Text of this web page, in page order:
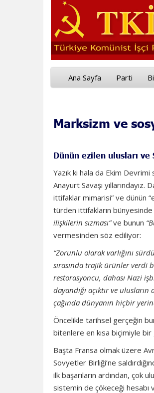
Ana Sayfa Parti
Marksizm ve
Dünün ezilen ulusları ve
Yazık ki hala da Ekim
Anayurt Savaşı
ittifaklar mimarisi” ve dünün
türden ittifakların bünyesinde
ilişkilerin sızması”ve bunun “
vermesinden söz ediliyor:
“Zorunlu olarak varlığını
sırasında trajik ürünler verdi
restorasyoncu, dahası Nazi
dayandığı açıktır ve
çağında dünyanın hiçbir
Öncelikle tarihsel gerçeğin
bitenlere en kısa biçimiyle
Başta Fransa olmak üzere
Sovyetler Birliği’ne
ilk başarıların ardından, çok
sistemin de çökeceği hesabı